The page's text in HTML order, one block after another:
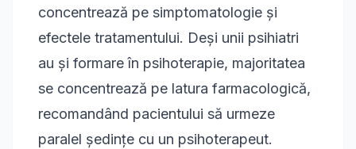
concentrează pe simptomatologie și
efectele tratamentului. Deși unii psihiatri
au și formare în psihoterapie, majoritatea
se concentrează pe latura farmacologică,
recomandând pacientului să urmeze
paralel ședințe cu un psihoterapeut.